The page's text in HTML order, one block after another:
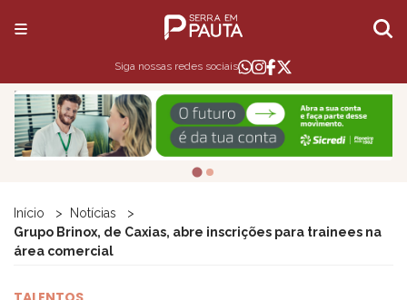
Siga nossas redes sociais
Início
Notícias
Grupo Brinox, de Caxias, abre inscrições para trainees na
área comercial